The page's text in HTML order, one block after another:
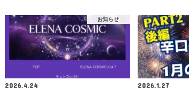
お知らせ
2026.4.24
2026.1.27